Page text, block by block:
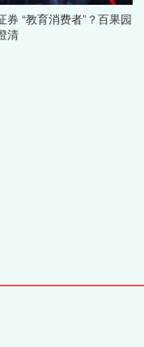
券 “教育消费者”？百果园
清